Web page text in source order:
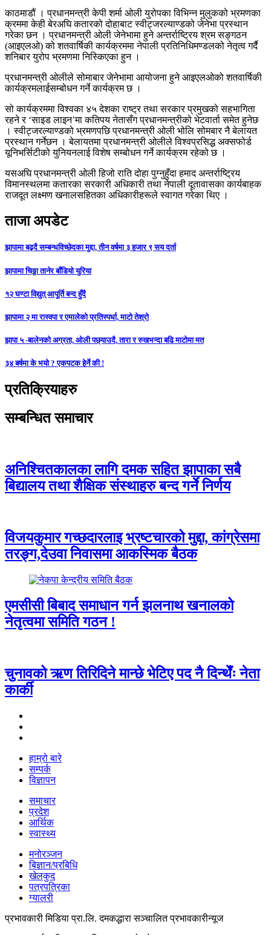
काठमाडौं । प्रधानमन्त्री केपी शर्मा ओली युरोपका विभिन्न मुलुकको भ्रमणका
क्रममा केही बेरअघि कतारको दोहाबाट स्वीट्जरल्याण्डको जेनेभा प्रस्थान
गरेका छन । प्रधानमन्त्री ओली जेनेभामा हुने अन्तर्राष्ट्रिय श्रम सङ्गठन
(आइएलओ) को शतवार्षिकी कार्यक्रममा नेपाली प्रतिनिधिमण्डलको नेतृत्व गर्दै
शनिबार युरोप भ्रमणमा निस्किएका हुन ।
प्रधानमन्त्री ओलीले सोमाबार जेनेभामा आयोजना हुने आइएलओको शतवार्षिकी
कार्यक्रमलाईसम्बोधन गर्ने कार्यक्रम छ ।
सो कार्यक्रममा विश्वका ४५ देशका राष्ट्र तथा सरकार प्रमुखको सहभागिता
रहने र ‘साइड लाइन’मा कतिपय नेतासँग प्रधानमन्त्रीको भेटवार्ता समेत हुनेछ
। स्वीट्जरल्याण्डको भ्रमणपछि प्रधानमन्त्री ओली भोलि सोमबार नै बेलायत
प्रस्थान गर्नेछन । बेलायतमा प्रधानमन्त्री ओलीले विश्वप्रसिद्ध अक्सफोर्ड
यूनिभर्सिटीको युनियनलाई विशेष सम्बोधन गर्ने कार्यक्रम रहेको छ ।
यसअघि प्रधानमन्त्री ओली हिजो राति दोहा पुग्नुहुँदा हमाद अन्तर्राष्ट्रिय
विमानस्थलमा कतारका सरकारी अधिकारी तथा नेपाली दूतावासका कार्यबाहक
राजदूत लक्ष्मण खनालसहितका अधिकारीहरूले स्वागत गरेका थिए ।
ताजा अपडेट
झापामा बढ्दै सम्बन्धविच्छेदका मुद्दा, तीन वर्षमा ३ हजार ९ सय दर्ता
झापामा चिठ्ठा तानेर बाँडियो युरिया
१२ घण्टा विद्युत् आपूर्ति बन्द हुँदै
झापामा २ मा रास्वपा र एमालेको प्रतिस्पर्धा, माटो तेश्रो
झापा ५ -बालेनको अग्रता, ओली पछ्याउदै, तारा र रुखभन्दा बढि माटोमा मत
३४ बर्षमा के भयो ? एकपटक हेर्ने की !
प्रतिक्रियाहरु
सम्बन्धित समाचार
अनिश्चितकालका लागि दमक सहित झापाका सबै
बिद्यालय तथा शैक्षिक संस्थाहरु बन्द गर्ने निर्णय
विजयकुमार गच्छदारलाइ भ्रष्टचारको मुद्दा, कांग्रेसमा
तरङ्ग,देउवा निवासमा आकस्मिक बैठक
एमसीसी बिबाद समाधान गर्न झलनाथ खनालको
नेतृत्वमा समिति गठन !
चुनावको ऋण तिरिदिने मान्छे भेटिए पद नै दिन्थेँः नेता
कार्की
हाम्रो बारे
सम्पर्क
विज्ञापन
समाचार
प्रदेश
आर्थिक
स्वास्थ्य
मनोरञ्जन
बिज्ञान/प्रबिधि
खेलकुद
पत्रपत्रिका
ग्यालरी
प्रभावकारी मिडिया प्रा.लि. दमकद्धारा सञ्चालित प्रभावकारीन्यूज